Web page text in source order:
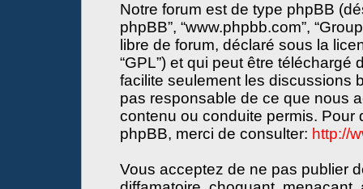
Notre forum est de type phpBB
phpBB”, “www.phpbb.com”,
libre de forum, déclaré sous la
“GPL”) et qui peut être téléchargé
facilite seulement les discussions
pas responsable de ce que nous
contenu ou conduite permis. Pour
phpBB, merci de consulter: http://
Vous acceptez de ne pas publier